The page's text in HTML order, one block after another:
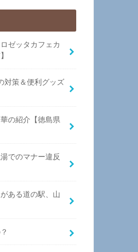
ゼッタカフェカ
対策＆便利グッズ
の紹介【徳島県
でのマナー違反
ある道の駅、山